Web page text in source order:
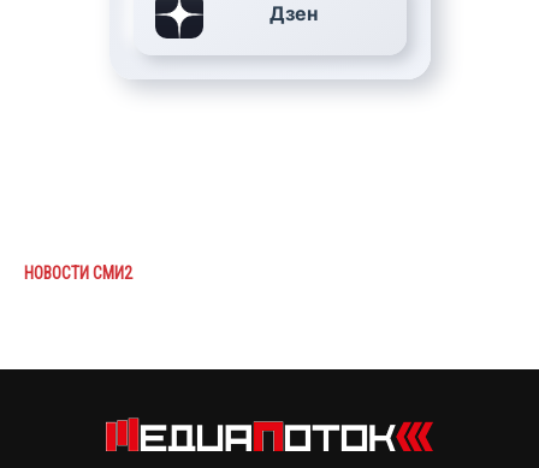
Дзен
НОВОСТИ СМИ2